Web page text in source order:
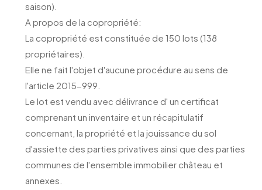
saison).
A propos de la copropriété:
La copropriété est constituée de 150 lots (138
propriétaires).
Elle ne fait l'objet d'aucune procédure au sens de
l'article 2015-999.
Le lot est vendu avec délivrance d' un certificat
comprenant un inventaire et un récapitulatif
concernant, la propriété et la jouissance du sol
d'assiette des parties privatives ainsi que des parties
communes de l'ensemble immobilier château et
annexes.